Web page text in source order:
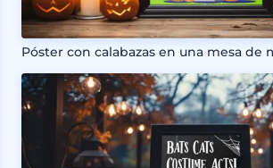
Póster con calabazas en una mesa de